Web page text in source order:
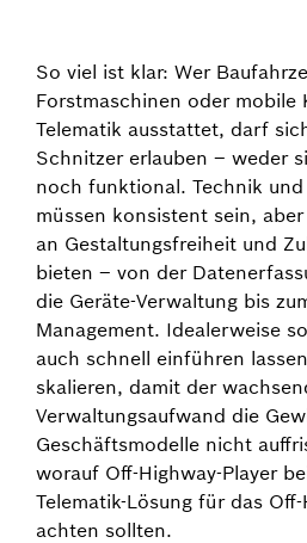
So viel ist klar: Wer
Forstmaschinen oder mobile
Telematik ausstattet, darf
Schnitzer erlauben – weder
noch funktional. Technik
müssen konsistent sein,
an Gestaltungsfreiheit und
bieten – von der
die Geräte-Verwaltung bis
Management. Idealerweise
auch schnell einführen
skalieren, damit der
Verwaltungsaufwand die
Geschäftsmodelle nicht
worauf Off-Highway-Player
Telematik-Lösung für das
achten sollten.